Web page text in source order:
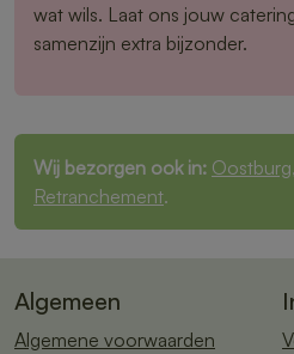
wat wils. Laat ons jouw
samenzijn extra bijzonder.
Wij bezorgen ook in: Oostburg,
Retranchement.
Algemeen
Algemene voorwaarden